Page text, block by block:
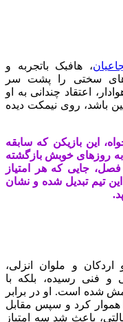
، هافبک باتجربه و
سختی را پشت سر
اعتقاد چندانی به او
باشد، روی نیمکت دیده
این بازیکن که سابقه
روزهای خوبش بازگشته
جایی که هر امتیاز
تیم تبدیل شده و نشان
اردکان و ملوان انزلی،
و فنی رسیده، بلکه با
شده است. او در برابر
هموار کرد و سپس مقابل
باعث شد سه امتیاز